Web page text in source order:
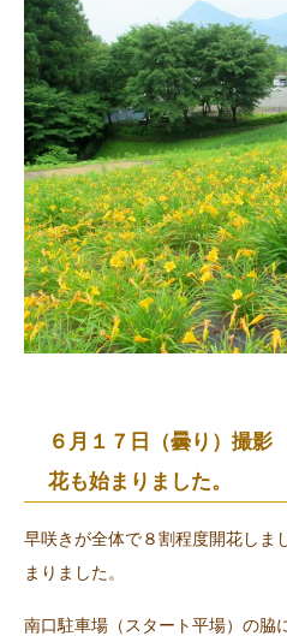
６月１７日（曇り）撮
花も始まりました。
早咲きが全体で８割程度開花しま
まりました。
南口駐車場（スタート平場）の脇